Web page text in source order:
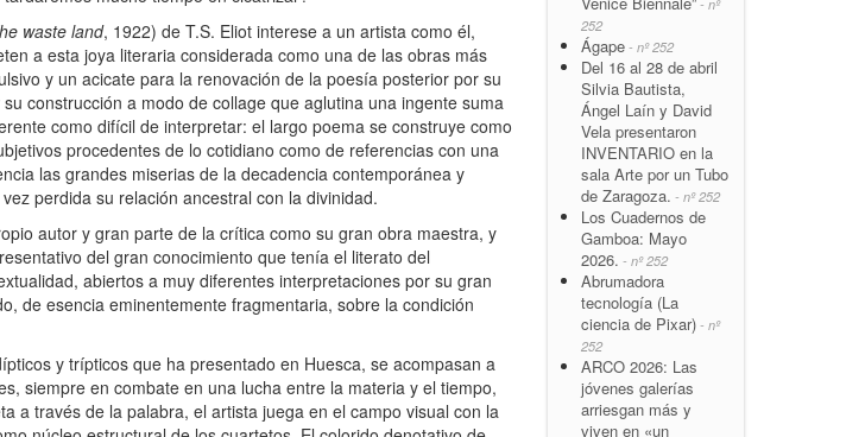
waste land, 1922) de T.S. Eliot interese a un artista como él,
a esta joya literaria considerada como una de las obras más
y un acicate para la renovación de la poesía posterior por su
construcción a modo de collage que aglutina una ingente suma
como difícil de interpretar: el largo poema se construye como
procedentes de lo cotidiano como de referencias con una
las grandes miserias de la decadencia contemporánea y
perdida su relación ancestral con la divinidad.
autor y gran parte de la crítica como su gran obra maestra, y
del gran conocimiento que tenía el literato del
abiertos a muy diferentes interpretaciones por su gran
de esencia eminentemente fragmentaria, sobre la condición
y trípticos que ha presentado en Huesca, se acompasan a
siempre en combate en una lucha entre la materia y el tiempo,
a través de la palabra, el artista juega en el campo visual con la
- nº
252
Ágape - nº 252
Del 16 al 28 de abril
Silvia Bautista,
Ángel Laín y David
Vela presentaron
INVENTARIO en la
sala Arte por un Tubo
de Zaragoza. - nº 252
Los Cuadernos de
Gamboa: Mayo
2026. - nº 252
Abrumadora
tecnología (La
ciencia de Pixar) - nº
252
ARCO 2026: Las
jóvenes galerías
arriesgan más y
viven en «un